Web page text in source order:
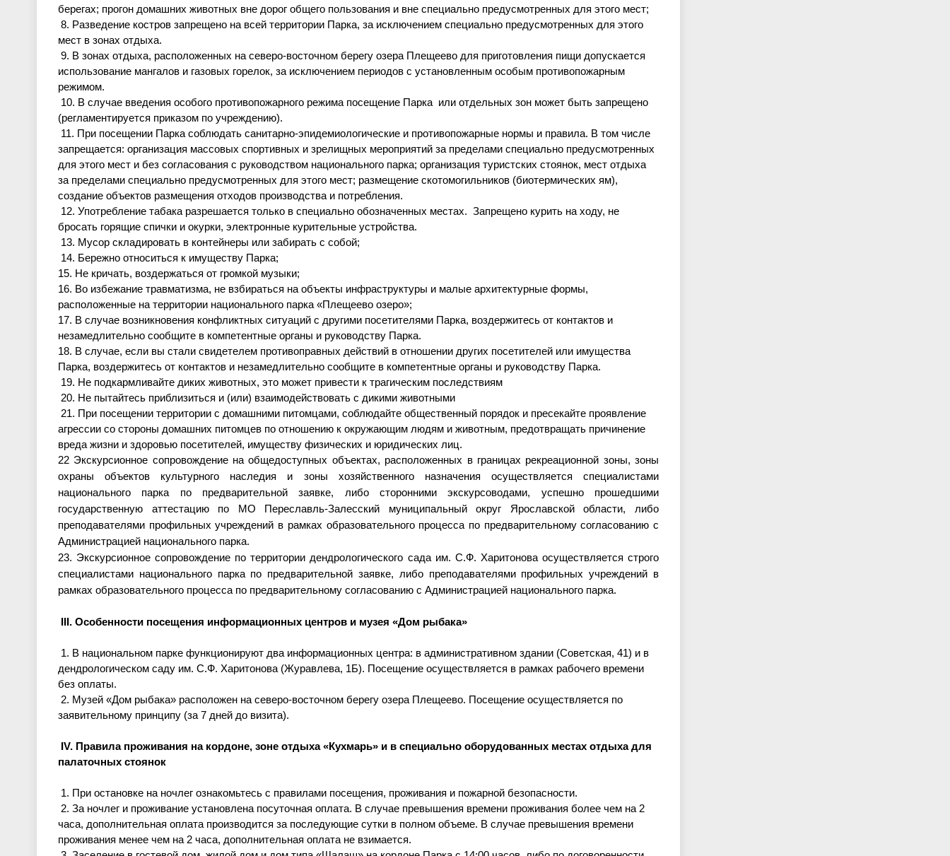
берегах; прогон домашних животных вне дорог общего пользования и вне специально предусмотренных для этого мест;
8. Разведение костров запрещено на всей территории Парка, за исключением специально предусмотренных для этого
мест в зонах отдыха.
9. В зонах отдыха, расположенных на северо-восточном берегу озера Плещеево для приготовления пищи допускается
использование мангалов и газовых горелок, за исключением периодов с установленным особым противопожарным
режимом.
10. В случае введения особого противопожарного режима посещение Парка или отдельных зон может быть запрещено
(регламентируется приказом по учреждению).
11. При посещении Парка соблюдать санитарно-эпидемиологические и противопожарные нормы и правила. В том числе
запрещается: организация массовых спортивных и зрелищных мероприятий за пределами специально предусмотренных
для этого мест и без согласования с руководством национального парка; организация туристских стоянок, мест отдыха
за пределами специально предусмотренных для этого мест; размещение скотомогильников (биотермических ям),
создание объектов размещения отходов производства и потребления.
12. Употребление табака разрешается только в специально обозначенных местах. Запрещено курить на ходу, не
бросать горящие спички и окурки, электронные курительные устройства.
13. Мусор складировать в контейнеры или забирать с собой;
14. Бережно относиться к имуществу Парка;
15. Не кричать, воздержаться от громкой музыки;
16. Во избежание травматизма, не взбираться на объекты инфраструктуры и малые архитектурные формы,
расположенные на территории национального парка «Плещеево озеро»;
17. В случае возникновения конфликтных ситуаций с другими посетителями Парка, воздержитесь от контактов и
незамедлительно сообщите в компетентные органы и руководству Парка.
18. В случае, если вы стали свидетелем противоправных действий в отношении других посетителей или имущества
Парка, воздержитесь от контактов и незамедлительно сообщите в компетентные органы и руководству Парка.
19. Не подкармливайте диких животных, это может привести к трагическим последствиям
20. Не пытайтесь приблизиться и (или) взаимодействовать с дикими животными
21. При посещении территории с домашними питомцами, соблюдайте общественный порядок и пресекайте проявление
агрессии со стороны домашних питомцев по отношению к окружающим людям и животным, предотвращать причинение
вреда жизни и здоровью посетителей, имуществу физических и юридических лиц.
22 Экскурсионное сопровождение на общедоступных объектах, расположенных в границах рекреационной зоны, зоны
охраны объектов культурного наследия и зоны хозяйственного назначения осуществляется специалистами
национального парка по предварительной заявке, либо сторонними экскурсоводами, успешно прошедшими
государственную аттестацию по МО Переславль-Залесский муниципальный округ Ярославской области, либо
преподавателями профильных учреждений в рамках образовательного процесса по предварительному согласованию с
Администрацией национального парка.
23. Экскурсионное сопровождение по территории дендрологического сада им. С.Ф. Харитонова осуществляется строго
специалистами национального парка по предварительной заявке, либо преподавателями профильных учреждений в
рамках образовательного процесса по предварительному согласованию с Администрацией национального парка.
III. Особенности посещения информационных центров и музея «Дом рыбака»
1. В национальном парке функционируют два информационных центра: в административном здании (Советская, 41) и в
дендрологическом саду им. С.Ф. Харитонова (Журавлева, 1Б). Посещение осуществляется в рамках рабочего времени
без оплаты.
2. Музей «Дом рыбака» расположен на северо-восточном берегу озера Плещеево. Посещение осуществляется по
заявительному принципу (за 7 дней до визита).
IV. Правила проживания на кордоне, зоне отдыха «Кухмарь» и в специально оборудованных местах отдыха для
палаточных стоянок
1. При остановке на ночлег ознакомьтесь с правилами посещения, проживания и пожарной безопасности.
2. За ночлег и проживание установлена посуточная оплата. В случае превышения времени проживания более чем на 2
часа, дополнительная оплата производится за последующие сутки в полном объеме. В случае превышения времени
проживания менее чем на 2 часа, дополнительная оплата не взимается.